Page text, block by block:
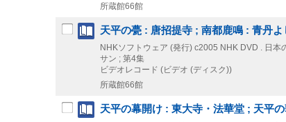
所蔵館66館
天平の甍 : 唐招提寺 ; 南都鹿鳴 : 青丹よ
NHKソフトウェア (発行) c2005 NHK DVD . 日本
サン ; 第4集
ビデオレコード (ビデオ (ディスク))
所蔵館66館
天平の幕開け : 東大寺・法華堂 ; 天平